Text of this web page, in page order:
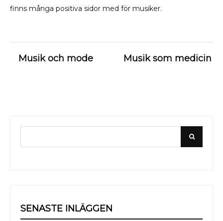
finns många positiva sidor med för musiker.
Inläggsnavigering
Musik och mode Musik som medicin
for:
Search
SENASTE INLÄGGEN